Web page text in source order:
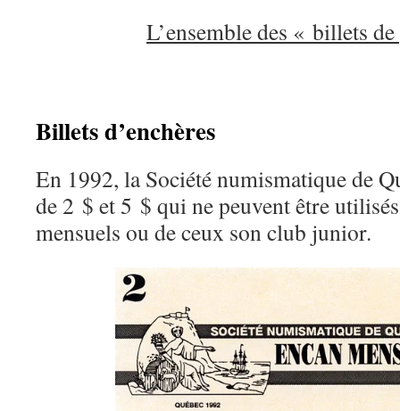
L’ensemble des « billets
Billets d’enchères
En 1992, la Société numismatique de
de 2 $ et 5 $ qui ne peuvent être
mensuels ou de ceux son club junior.